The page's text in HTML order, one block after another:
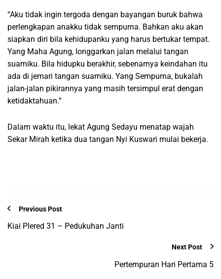
“Aku tidak ingin tergoda dengan bayangan buruk bahwa
perlengkapan anakku tidak sempurna. Bahkan aku akan
siapkan diri bila kehidupanku yang harus bertukar tempat.
Yang Maha Agung, longgarkan jalan melalui tangan
suamiku. Bila hidupku berakhir, sebenarnya keindahan itu
ada di jemari tangan suamiku. Yang Sempurna, bukalah
jalan-jalan pikirannya yang masih tersimpul erat dengan
ketidaktahuan.”
Dalam waktu itu, lekat Agung Sedayu menatap wajah
Sekar Mirah ketika dua tangan Nyi Kuswari mulai bekerja.
Previous Post
Kiai Plered 31 – Pedukuhan Janti
Next Post
Pertempuran Hari Pertama 5